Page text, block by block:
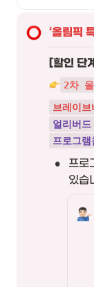
‘올림픽
[할인 단
2차
브레이브
얼리버드
프로그램
•
프로
있습